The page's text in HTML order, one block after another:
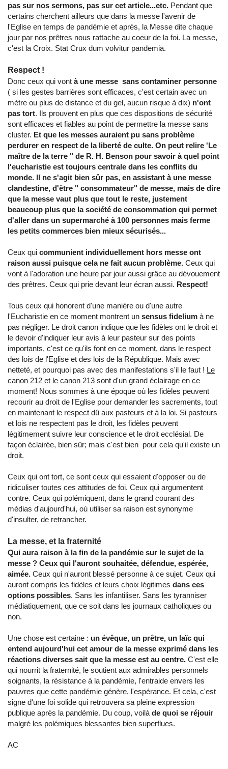
pas sur nos sermons, pas sur cet article...etc. Pendant que
certains cherchent ailleurs que dans la messe l'avenir de
l'Eglise en temps de pandémie et après, la Messe dite chaque
jour par nos prêtres nous rattache au coeur de la foi. La messe,
c'est la Croix. Stat Crux dum volvitur pandemia.
Respect !
Donc ceux qui vont à une messe sans contaminer personne
( si les gestes barrières sont efficaces, c'est certain avec un
mètre ou plus de distance et du gel, aucun risque à dix) n'ont
pas tort. Ils prouvent en plus que ces dispositions de sécurité
sont efficaces et fiables au point de permettre la messe sans
cluster. Et que les messes auraient pu sans problème
perdurer en respect de la liberté de culte. On peut relire 'Le
maître de la terre " de R. H. Benson pour savoir à quel point
l'eucharistie est toujours centrale dans les conflits du
monde. Il ne s'agit bien sûr pas, en assistant à une messe
clandestine, d'être " consommateur" de messe, mais de dire
que la messe vaut plus que tout le reste, justement
beaucoup plus que la société de consommation qui permet
d'aller dans un supermarché à 100 personnes mais ferme
les petits commerces bien mieux sécurisés...
Ceux qui communient individuellement hors messe ont
raison aussi puisque cela ne fait aucun problème. Ceux qui
vont à l'adoration une heure par jour aussi grâce au dévouement
des prêtres. Ceux qui prie devant leur écran aussi. Respect!
Tous ceux qui honorent d'une manière ou d'une autre
l'Eucharistie en ce moment montrent un sensus fidelium à ne
pas négliger. Le droit canon indique que les fidèles ont le droit et
le devoir d'indiquer leur avis à leur pasteur sur des points
importants, c'est ce qu'ils font en ce moment, dans le respect
des lois de l'Eglise et des lois de la République. Mais avec
netteté, et pourquoi pas avec des manifestations s'il le faut ! Le
canon 212 et le canon 213 sont d'un grand éclairage en ce
moment! Nous sommes à une époque où les fidèles peuvent
recourir au droit de l'Eglise pour demander les sacrements, tout
en maintenant le respect dû aux pasteurs et à la loi. Si pasteurs
et lois ne respectent pas le droit, les fidèles peuvent
légitimement suivre leur conscience et le droit ecclésial. De
façon éclairée, bien sûr; mais c'est bien pour cela qu'il existe un
droit.
Ceux qui ont tort, ce sont ceux qui essaient d'opposer ou de
ridiculiser toutes ces attitudes de foi. Ceux qui argumentent
contre. Ceux qui polémiquent, dans le grand courant des
médias d'aujourd'hui, où utiliser sa raison est synonyme
d'insulter, de retrancher.
La messe, et la fraternité
Qui aura raison à la fin de la pandémie sur le sujet de la
messe ? Ceux qui l'auront souhaitée, défendue, espérée,
aimée. Ceux qui n'auront blessé personne à ce sujet. Ceux qui
auront compris les fidèles et leurs choix légitimes dans ces
options possibles. Sans les infantiliser. Sans les tyranniser
médiatiquement, que ce soit dans les journaux catholiques ou
non.
Une chose est certaine : un évêque, un prêtre, un laïc qui
entend aujourd'hui cet amour de la messe exprimé dans les
réactions diverses sait que la messe est au centre. C'est elle
qui nourrit la fraternité, le soutient aux admirables personnels
soignants, la résistance à la pandémie, l'entraide envers les
pauvres que cette pandémie génère, l'espérance. Et cela, c'est
signe d'une foi solide qui retrouvera sa pleine expression
publique après la pandémie. Du coup, voilà de quoi se réjouir
malgré les polémiques blessantes bien superflues.
AC